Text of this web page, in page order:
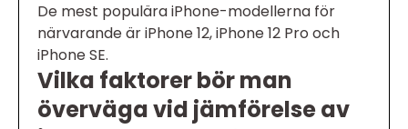
De mest populära iPhone-modellerna för
närvarande är iPhone 12, iPhone 12 Pro och
iPhone SE.
Vilka faktorer bör man
överväga vid jämförelse av